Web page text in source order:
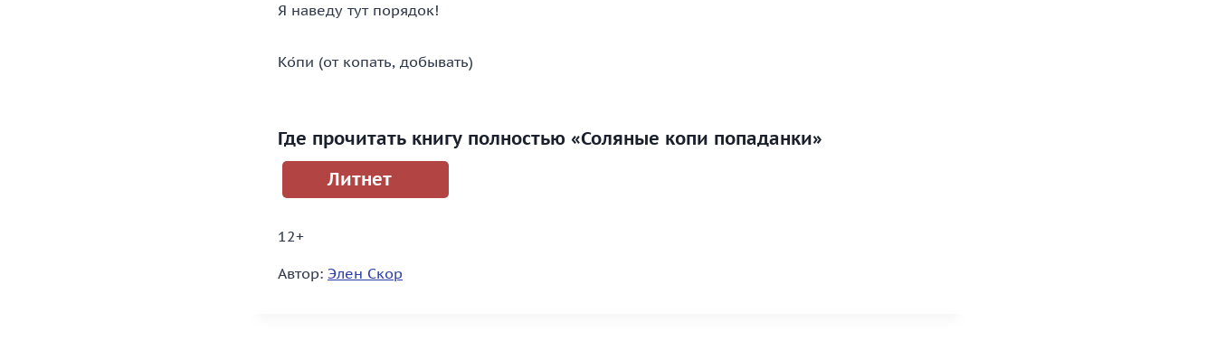
Я наведу тут порядок!
Ко́пи (от копать, добывать)
Где прочитать книгу полностью «Соляные копи попаданки»
Литнет
12+
Автор: Элен Скор